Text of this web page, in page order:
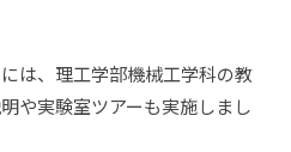
は、理工学部機械工学科の教
や実験室ツアーも実施しまし